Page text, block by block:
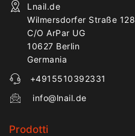
Lnail.de
Wilmersdorfer Straße 128
C/O ArPar UG
10627 Berlin
Germania
+4915510392331
info@lnail.de
Prodotti